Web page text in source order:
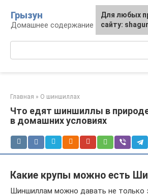
контенту
Грызун
Домашнее содержание грызунов
Главная » О шиншиллах
Что едят шиншиллы в
в домашних условиях
Какие крупы можно есть
Шиншиллам можно давать не только
Для любых
сайту: